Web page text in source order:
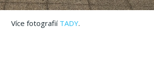
Více fotografií TADY.